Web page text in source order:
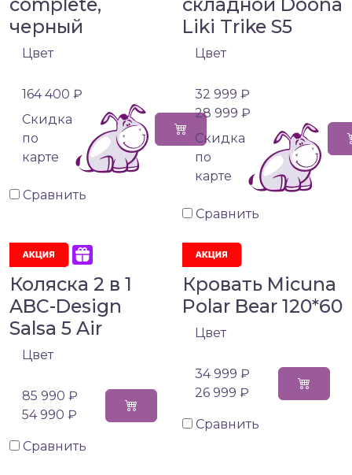
черный
Цвет
164 400 ₽
Cкидка
по
карте
Сравнить
Liki Trike S5
Цвет
32 999 ₽
28 999 ₽
Cкидка
по
карте
Сравнить
Коляска 2 в 1
ABC-Design
Salsa 5 Air
Цвет
85 990 ₽
54 990 ₽
Сравнить
Кровать Micuna
Polar Bear 120*60
Цвет
34 999 ₽
26 999 ₽
Сравнить